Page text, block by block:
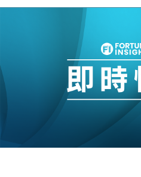
科技｜iPhone 18 Pro
定新機售價
本地｜香港迪拜下月
財經｜大摩削老鋪黃
持」評級
13:49
本地｜華嫂冰室太子
中國｜強颱風「白海